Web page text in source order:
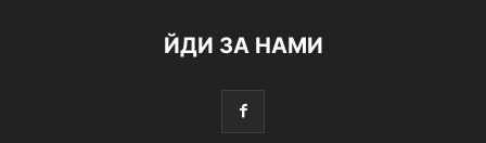
ЙДИ ЗА НАМИ